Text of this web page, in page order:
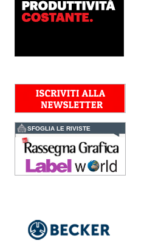
Polyedra diventa un
marchio europeo: nasce
Spagna, Francia e...
Kolor+Service e T&K
Grafiche
L’intesa porta nel Gruppo
una gamma completa di
soluzioni per la misurazione
e il controllo del colore e
della qualità di stampa - e
l’esperienza di...
sostengono il settore
In un contesto di mercato
sempre più competitivo, il
SFOGLIA LE RIVISTE